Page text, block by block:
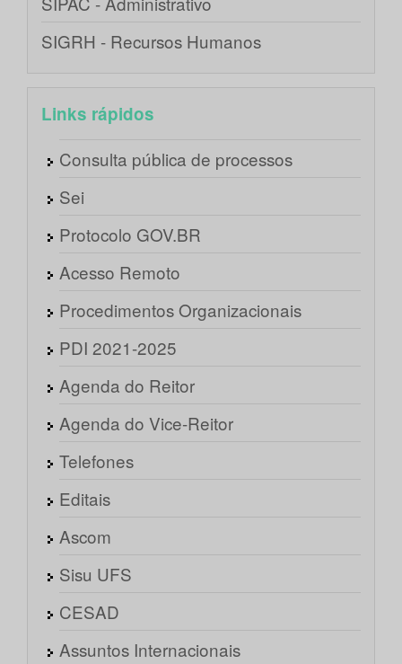
SIGRH - Recursos Humanos
Links rápidos
Consulta pública de processos
Sei
Protocolo GOV.BR
Acesso Remoto
Procedimentos Organizacionais
PDI 2021-2025
Agenda do Reitor
Agenda do Vice-Reitor
Telefones
Editais
Ascom
Sisu UFS
CESAD
Assuntos Internacionais